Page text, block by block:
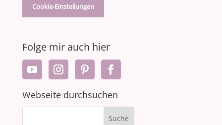
Cookie-Einstellungen
Folge mir auch hier
Webseite durchsuchen